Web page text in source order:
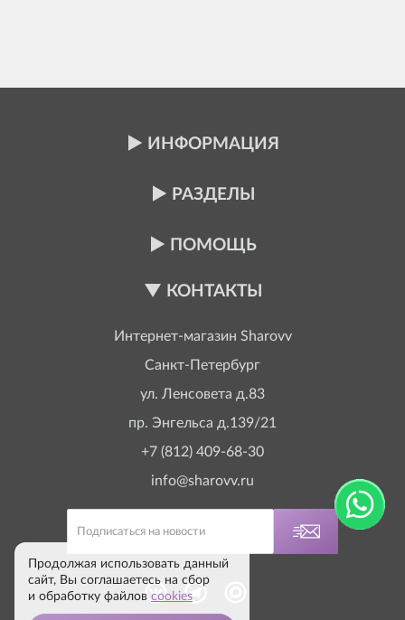
ИНФОРМАЦИЯ
РАЗДЕЛЫ
ПОМОЩЬ
КОНТАКТЫ
Интернет-магазин Sharovv
Санкт-Петербург
ул. Ленсовета д.83
пр. Энгельса д.139/21
+7 (812) 409-68-30
info@sharovv.ru
Продолжая использовать данный
сайт, Вы соглашаетесь на сбор
и обработку файлов cookies